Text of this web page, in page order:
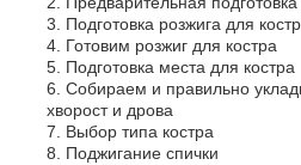
3. Подготовка розжига для
4. Готовим розжиг для костра
5. Подготовка места для костра
6. Собираем и правильно
хворост и дрова
7. Выбор типа костра
8. Поджигание спички